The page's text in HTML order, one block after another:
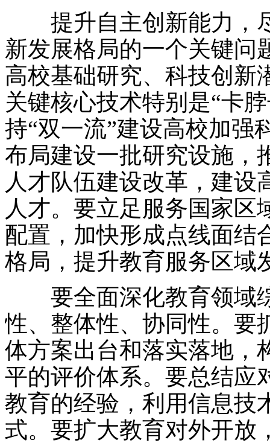
提升自主创新能力，
新发展格局的一个关键问
高校基础研究、科技创新
关键核心技术特别是“卡
持“双一流”建设高校加强
布局建设一批研究设施，
人才队伍建设改革，建设
人才。要立足服务国家区
配置，加快形成点线面结
格局，提升教育服务区域
要全面深化教育领域
性、整体性、协同性。要
体方案出台和落实落地，
平的评价体系。要总结应
教育的经验，利用信息技
式。要扩大教育对外开放